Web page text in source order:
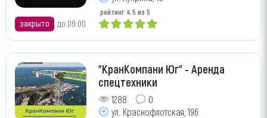
закрыто до 09:00
рейтинг 4.5 из 5
"КранКомпани Юг" - Аренда
спецтехники
1288
0
ул. Краснофлотская, 196